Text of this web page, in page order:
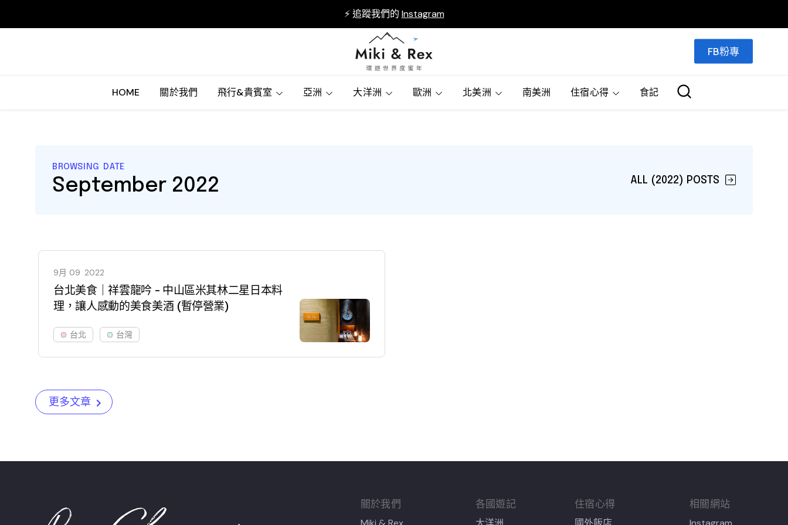
⚡ 追蹤我們的 Instagram
FB粉專
HOME 關於我們 飛行&貴賓室 亞洲 大洋洲 歐洲 北美洲 南美洲 住宿心得 食記
BROWSING DATE
ALL (2022) POSTS
September 2022
9月 09 2022
台北美食｜祥雲龍吟 - 中山區米其林二星日本料
理，讓人感動的美食美酒 (暫停營業)
台北 台灣
更多文章
關於我們 各國遊記 住宿心得 相關網站